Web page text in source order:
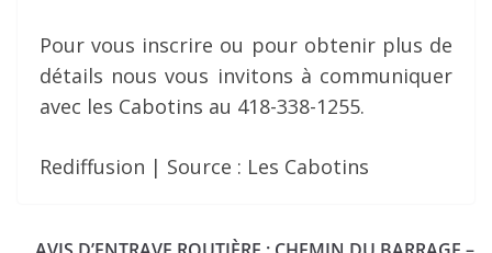
Pour vous inscrire ou pour obtenir plus de
détails nous vous invitons à communiquer
avec les Cabotins au 418-338-1255.
Rediffusion | Source : Les Cabotins